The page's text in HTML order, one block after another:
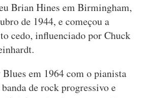
Brian Hines em Birmingham,
de 1944, e começou a
cedo, influenciado por Chuck
em 1964 com o pianista
de rock progressivo e